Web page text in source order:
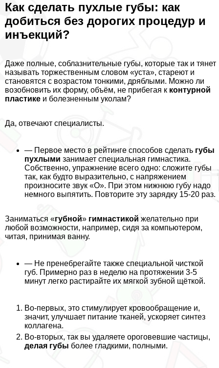
Как сделать пухлые губы: как
добиться без дорогих процедур и
инъекций?
Даже полные, coблaзнительные губы, которые так и тянет
называть торжественным словом «уста», стареют и
становятся с возрастом тонкими, дряблыми. Можно ли
возобновить их форму, объём, не прибегая к контурной
пластике и болезненным уколам?
Да, отвечают специалисты.
— Первое место в рейтинге способов сделать губы
пухлыми занимает специальная гимнастика.
Собственно, упражнение всего одно: сложите губы
так, как будто выразительно, с напряжением
произносите звук «О». При этом нижнюю губу надо
немного выпятить. Повторите эту зарядку 15-20 раз.
Заниматься «губной» гимнастикой желательно при
любой возможности, например, сидя за компьютером,
читая, принимая ванну.
— Не пренебрегайте также специальной чисткой
губ. Примерно раз в неделю на протяжении 3-5
минут легко растирайте их мягкой зубной щёткой.
Во-первых, это стимулирует кровообращение и,
значит, улучшает питание тканей, ускоряет синтез
коллагена.
Во-вторых, так вы удаляете ороговевшие частицы,
делая губы более гладкими, полными.